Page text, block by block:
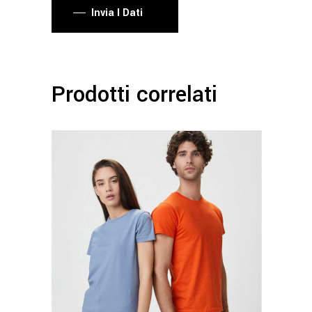
Invia I Dati
Prodotti correlati
Questo
prodotto
ha
più